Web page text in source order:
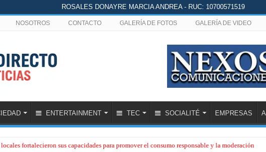
ROSALES DONAYRE MARCIA ANDREA - RUC: 10700571519
NOSOTROS CONTACTO GALERÍA DE FOTOS GALERÍA DE VIDEO
ENTERTAINMENT TEC SOCIALITÉ EMPRESAS
fortalecieron sus capacidades para promover el consumo responsable y la moderación